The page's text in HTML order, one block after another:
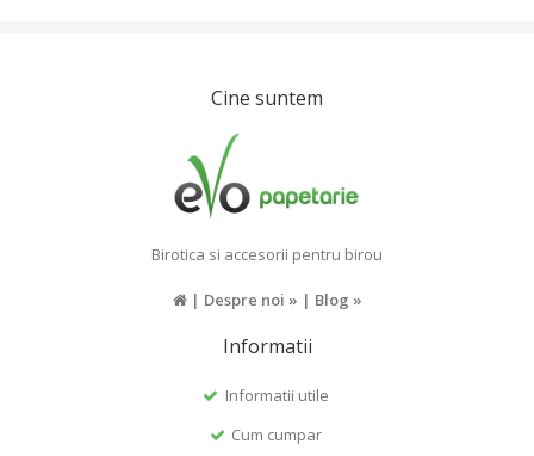
Cine suntem
Birotica si accesorii pentru birou
| Despre noi » | Blog »
Informatii
Informatii utile
Cum cumpar